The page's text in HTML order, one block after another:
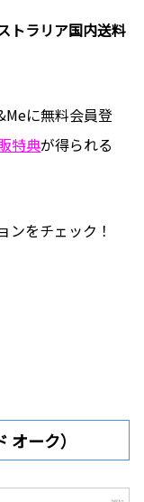
トラリア国内送料
に無料会員登
特典が得られる
ンをチェック！
ーク）